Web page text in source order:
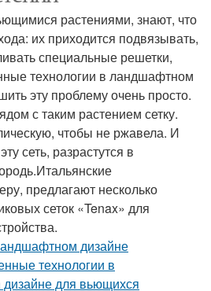
растениями, знают, что
их приходится подвязывать,
специальные решетки,
технологии в ландшафтном
эту проблему очень просто.
с таким растением сетку.
чтобы не ржавела. И
сеть, разрастутся в
предлагают несколько
сеток «Tenax» для